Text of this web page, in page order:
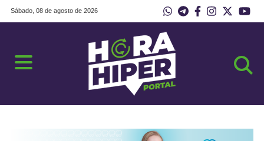
Sábado, 08 de agosto de 2026